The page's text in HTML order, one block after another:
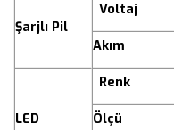
Şarjlı Pil
Voltaj
Akım
LED
Renk
Ölçü